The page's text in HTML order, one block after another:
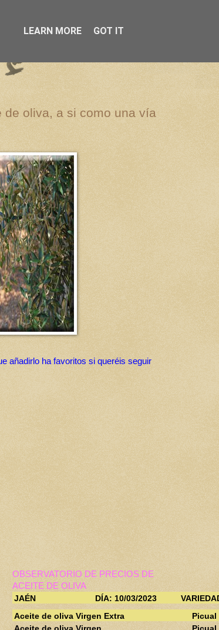
oliva, a si como una vía
añadirlo ha favoritos si queréis seguir
OBSERVATORIO DE PRECIOS DE
ACEITE DE OLIVA
JAÉN
DÍA: 10/03/2023
Aceite de oliva Virgen Extra
Picual
LEARN MORE GOT IT